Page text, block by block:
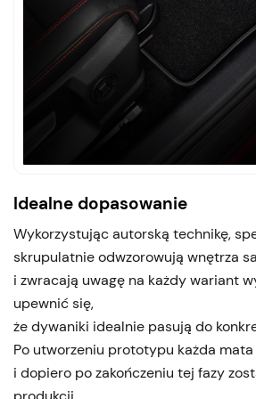
Idealne dopasowanie
Wykorzystując autorską technikę,
skrupulatnie odwzorowują wnętrza
i zwracają uwagę na każdy wariant
upewnić się,
że dywaniki idealnie pasują do
Po utworzeniu prototypu każda
i dopiero po zakończeniu tej fazy